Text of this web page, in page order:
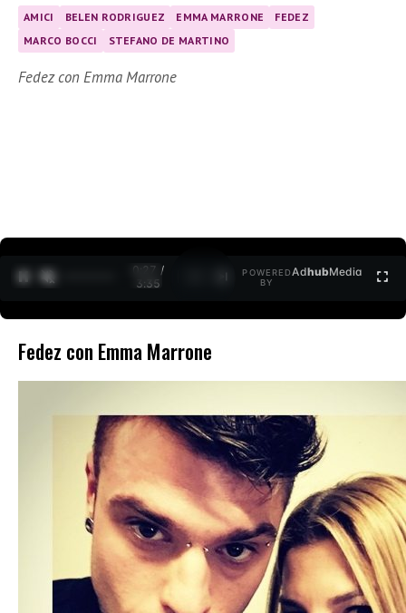
AMICI BELEN RODRIGUEZ EMMA MARRONE
FEDEZ
MARCO BOCCI
STEFANO DE MARTINO
Fedez con Emma Marrone
0:27 /
3:35
POWERED
BY
AdhubMedia
Fedez con Emma Marrone